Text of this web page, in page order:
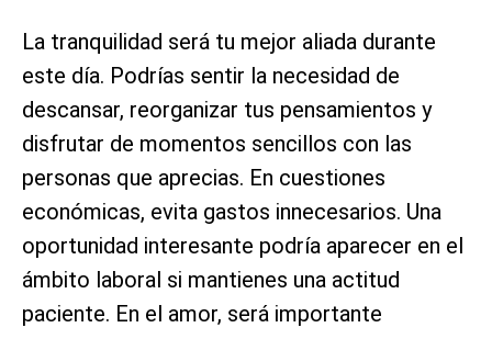
La tranquilidad será tu mejor aliada durante
este día. Podrías sentir la necesidad de
descansar, reorganizar tus pensamientos y
disfrutar de momentos sencillos con las
personas que aprecias. En cuestiones
económicas, evita gastos innecesarios. Una
oportunidad interesante podría aparecer en el
ámbito laboral si mantienes una actitud
paciente. En el amor, será importante